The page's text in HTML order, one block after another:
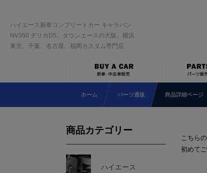
ハイエース新車コンプリートカー キャラバン
NV350 デリカD5、タウンエースの大阪、横浜、
東京、千葉、名古屋、福岡カスタム専門店
ホーム パーツ通販 商品詳細ページ
こちら
初めて
商品カテゴリー
ハイエース